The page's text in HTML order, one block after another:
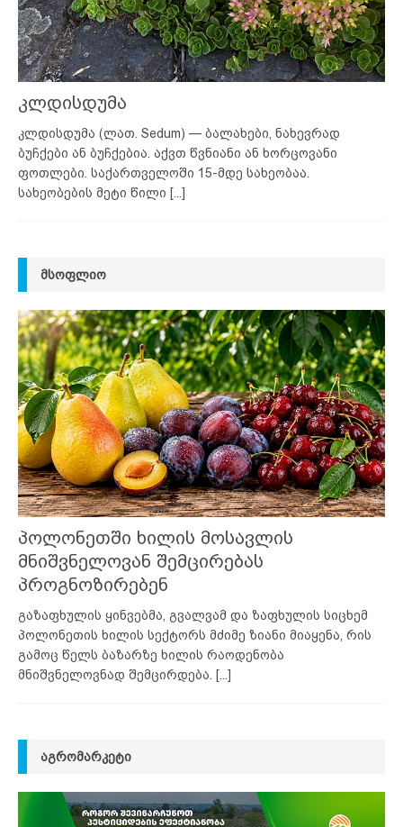
კლდისდუმა
კლდისდუმა (ლათ. Sedum) — ბალახები, ნახევრად
ბუჩქები ან ბუჩქებია. აქვთ წვნიანი ან ხორცოვანი
ფოთლები. საქართველოში 15-მდე სახეობაა.
სახეობების მეტი წილი [...]
ᲛᲡᲝᲤᲚᲘᲝ
პოლონეთში ხილის მოსავლის
მნიშვნელოვან შემცირებას
პროგნოზირებენ
გაზაფხულის ყინვებმა, გვალვამ და ზაფხულის სიცხემ
პოლონეთის ხილის სექტორს მძიმე ზიანი მიაყენა, რის
გამოც წელს ბაზარზე ხილის რაოდენობა
მნიშვნელოვნად შემცირდება.
[...]
ᲐᲒᲠᲝᲛᲐᲠᲙᲔᲢᲘ